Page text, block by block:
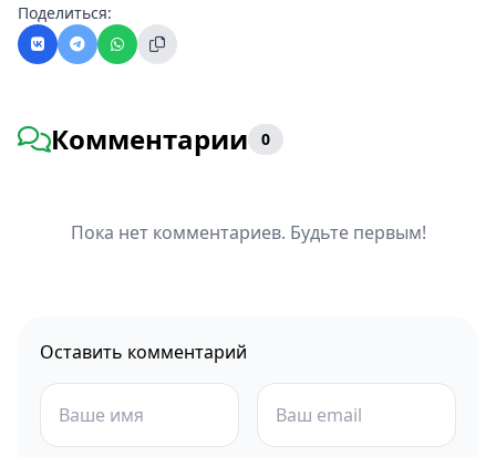
Поделиться:
Комментарии 0
Пока нет комментариев. Будьте первым!
Оставить комментарий